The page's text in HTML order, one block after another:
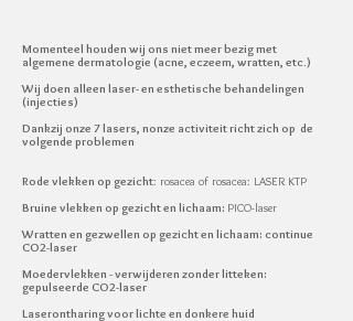
Momenteel houden wij ons niet meer bezig met
algemene dermatologie (acne, eczeem, wratten, etc.)
Wij doen alleen laser- en esthetische behandelingen
(injecties)
Dankzij onze 7 lasers, nonze activiteit richt zich op de
volgende problemen
Rode vlekken op gezicht: rosacea of rosacea: LASER KTP
Bruine vlekken op gezicht en lichaam: PICO-laser
Wratten en gezwellen op gezicht en lichaam: continue
CO2-laser
Moedervlekken - verwijderen zonder litteken:
gepulseerde CO2-laser
Laserontharing voor lichte en donkere huid